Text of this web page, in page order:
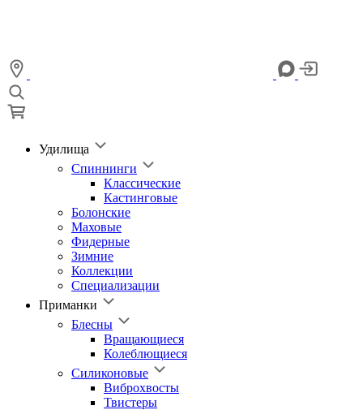
Удилища
Спиннинги
Классические
Кастинговые
Болонские
Маховые
Фидерные
Зимние
Коллекции
Специализации
Приманки
Блесны
Вращающиеся
Колеблющиеся
Силиконовые
Виброхвосты
Твистеры